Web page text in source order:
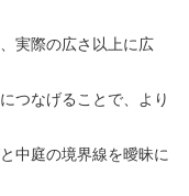
実際の広さ以上に広
つなげることで、より
中庭の境界線を曖昧に